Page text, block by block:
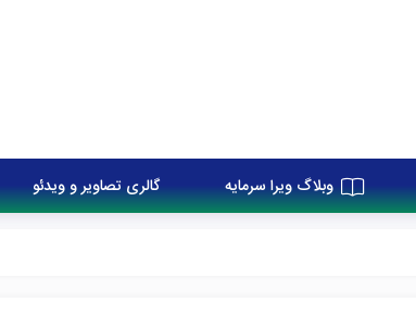
وبلاگ ویرا سرمایه گالری تصاویر و ویدئو